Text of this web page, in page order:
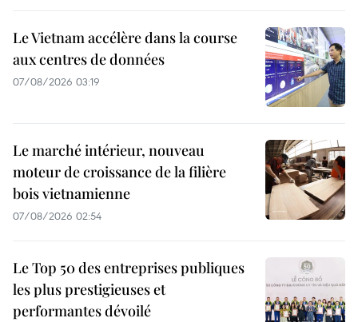
Le Vietnam accélère dans la course
aux centres de données
07/08/2026 03:19
Le marché intérieur, nouveau
moteur de croissance de la filière
bois vietnamienne
07/08/2026 02:54
Le Top 50 des entreprises publiques
les plus prestigieuses et
performantes dévoilé